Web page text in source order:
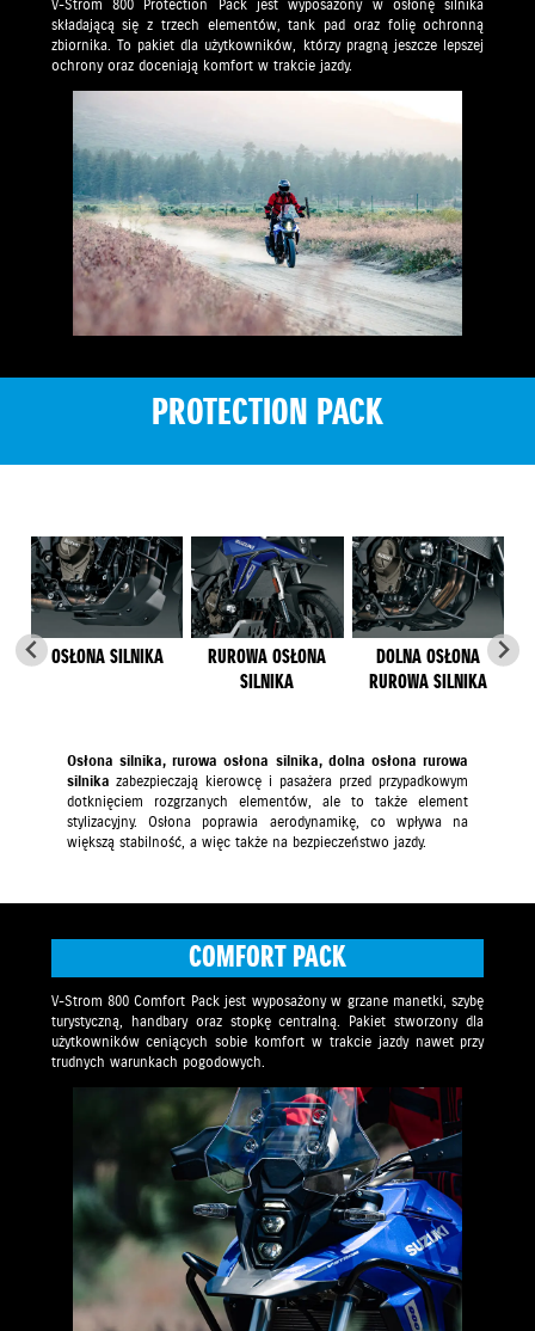
V-Strom 800 Protection Pack jest wyposażony w osłonę silnika
składającą się z trzech elementów, tank pad oraz folię ochronną
zbiornika. To pakiet dla użytkowników, którzy pragną jeszcze lepszej
ochrony oraz doceniają komfort w trakcie jazdy.
PROTECTION PACK
OSŁONA SILNIKA
RUROWA OSŁONA
SILNIKA
DOLNA OSŁONA
RUROWA SILNIKA
Osłona silnika, rurowa osłona silnika, dolna osłona rurowa
silnika zabezpieczają kierowcę i pasażera przed przypadkowym
dotknięciem rozgrzanych elementów, ale to także element
stylizacyjny. Osłona poprawia aerodynamikę, co wpływa na
większą stabilność, a więc także na bezpieczeństwo jazdy.
COMFORT PACK
V-Strom 800 Comfort Pack jest wyposażony w grzane manetki, szybę
turystyczną, handbary oraz stopkę centralną. Pakiet stworzony dla
użytkowników ceniących sobie komfort w trakcie jazdy nawet przy
trudnych warunkach pogodowych.